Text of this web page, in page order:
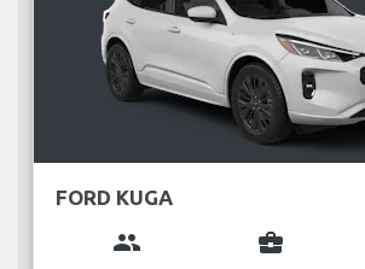
FORD KUGA
group business_center